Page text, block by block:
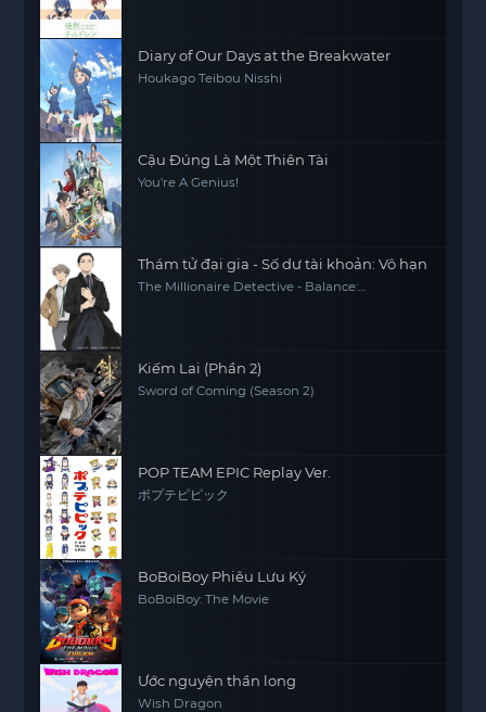
Diary of Our Days at the Breakwater
Houkago Teibou Nisshi
Cậu Đúng Là Một Thiên Tài
You're A Genius!
Thám tử đại gia - Số dư tài khoản: Vô hạn
The Millionaire Detective - Balance:
Kiếm Lai (Phần 2)
Sword of Coming (Season 2)
POP TEAM EPIC Replay Ver.
ポプテピピック
BoBoiBoy Phiêu Lưu Ký
BoBoiBoy: The Movie
Ước nguyện thần long
Wish Dragon